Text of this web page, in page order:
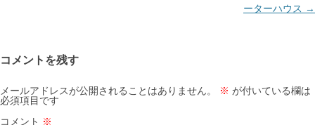
ョ
ン
ーターハウス →
コメントを残す
メールアドレスが公開されることはありません。 ※ が付いている欄は
必須項目です
コメント ※